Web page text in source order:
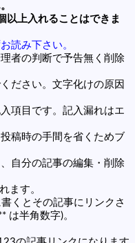
以上入れることはできま
読み下さい。
者の判断で予告無く削除
ださい。文字化けの原因
項目です。記入漏れはエ
稿時の手間を省くためブ
自分の記事の編集・削除
ます。
くとその記事にリンクさ
は半角数字)。